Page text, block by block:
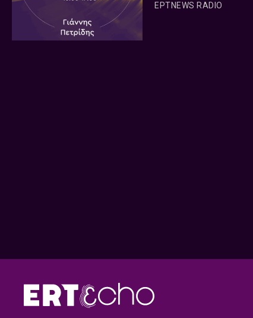
ΕΡΤNEWS RADIO